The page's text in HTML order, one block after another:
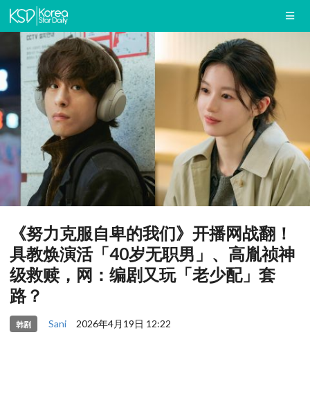
《努力克服自卑的我们》开播网战翻！
具教焕演活「40岁无职男」、高胤祯神
级救赎，网：编剧又玩「老少配」套
路？
韩剧 Sani 2026年4月19日 12:22